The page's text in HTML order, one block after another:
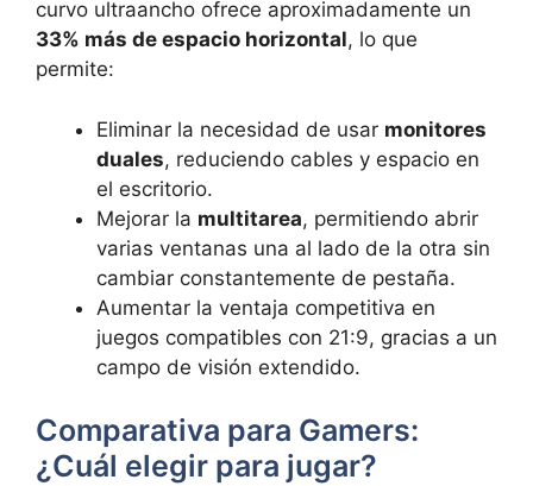
curvo ultraancho ofrece aproximadamente un
33% más de espacio horizontal, lo que
permite:
Eliminar la necesidad de usar monitores
duales, reduciendo cables y espacio en
el escritorio.
Mejorar la multitarea, permitiendo abrir
varias ventanas una al lado de la otra sin
cambiar constantemente de pestaña.
Aumentar la ventaja competitiva en
juegos compatibles con 21:9, gracias a un
campo de visión extendido.
Comparativa para Gamers:
¿Cuál elegir para jugar?